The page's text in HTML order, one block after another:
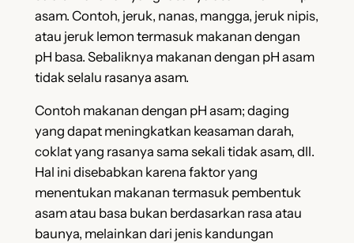
asam. Contoh, jeruk, nanas, mangga, jeruk nipis,
atau jeruk lemon termasuk makanan dengan
pH basa. Sebaliknya makanan dengan pH asam
tidak selalu rasanya asam.
Contoh makanan dengan pH asam; daging
yang dapat meningkatkan keasaman darah,
coklat yang rasanya sama sekali tidak asam, dll.
Hal ini disebabkan karena faktor yang
menentukan makanan termasuk pembentuk
asam atau basa bukan berdasarkan rasa atau
baunya, melainkan dari jenis kandungan